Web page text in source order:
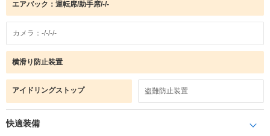
エアバック：運転席/助手席/-/-
カメラ：-/-/-/-
横滑り防止装置
アイドリングストップ 盗難防止装置
快適装備